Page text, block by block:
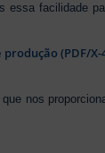
essa facilidade
(PDF/X-
que nos